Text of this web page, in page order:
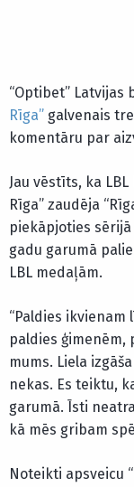
“Optibet” Latvijas
Rīga” galvenais
komentāru par
Jau vēstīts, ka
Rīga” zaudēja
piekāpjoties
gadu garumā
LBL medaļām.
“Paldies
paldies ģimenēm,
mums. Liela
nekas. Es teiktu,
garumā. Īsti
kā mēs gribam
Noteikti apsveicu